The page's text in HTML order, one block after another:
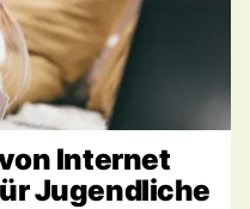
Internet
Jugendliche